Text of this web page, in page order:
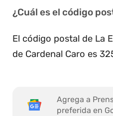
¿Cuál es el código
El código postal de La
de Cardenal Caro es
Agrega a
preferida en